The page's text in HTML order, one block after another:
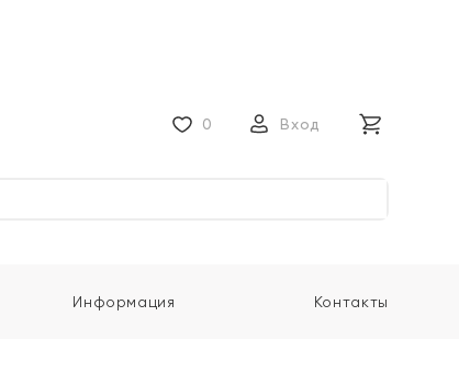
0 Вход
Информация Контакты